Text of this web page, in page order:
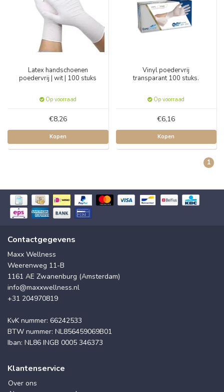
Latex handschoenen
poedervrij | wit | 100 stuks
Op voorraad
€8,26
Kopen
Vinyl poedervrij
transparant 100 stuks.
Op voorraad
€6,16
Kopen
1
Contactgegevens
Maxx Wellness
Weerenweg 11-B
1161 AE Zwanenburg (Amsterdam)
info@maxxwellness.nl
+31 204970819
KvK nummer: 66242533
BTW nummer: NL856459069B01
Iban: NL86 INGB 0005 346373
Klantenservice
Over ons